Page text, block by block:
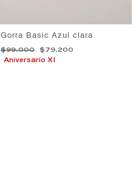
Gorra Basic Azul clara
Precio
habitual
$99.000
Precio
de
$79.200
Aniversario XI